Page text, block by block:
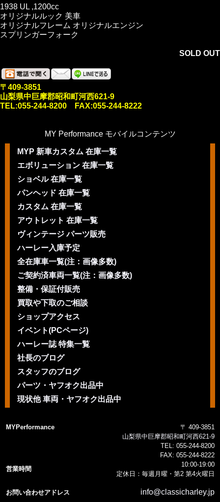
1938 UL ,1200cc
オリジナルルック 美車
オリジナルフレーム オリジナルエンジン
スプリンガーフォーク
SOLD OUT
〒409-3851
山梨県中巨摩郡昭和町河西621-9
TEL:055-244-8200 FAX:055-244-8222
MY Performance モバイルコンテンツ
MYP 新車カスタム 在庫一覧
エボリューション 在庫一覧
ショベル 在庫一覧
パンヘッド 在庫一覧
カスタム 在庫一覧
アウトレット 在庫一覧
ヴィンテージ パーツ販売
ハーレー入庫予定
全在庫車一覧(注：画像多数)
ご契約済車両一覧(注：画像多数)
整備・保証付販売
買取や下取のご相談
ショップアクセス
イベント(PCページ)
ハーレー誌 特集一覧
社長のブログ
スタッフのブログ
パーツ・ヤフオク出品中
現状他 車両・ヤフオク出品中
MYPerformance
〒 409-3851
山梨県中巨摩郡昭和町河西621-9
TEL: 055-244-8200
FAX: 055-244-8222
営業時間
10:00-19:00
定休日：毎週月曜・第2 第4火曜日
お問い合わせアドレス info@classicharley.jp